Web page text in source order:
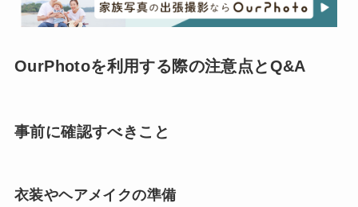
OurPhotoを利用する際の注意点とQ&A
事前に確認すべきこと
衣装やヘアメイクの準備